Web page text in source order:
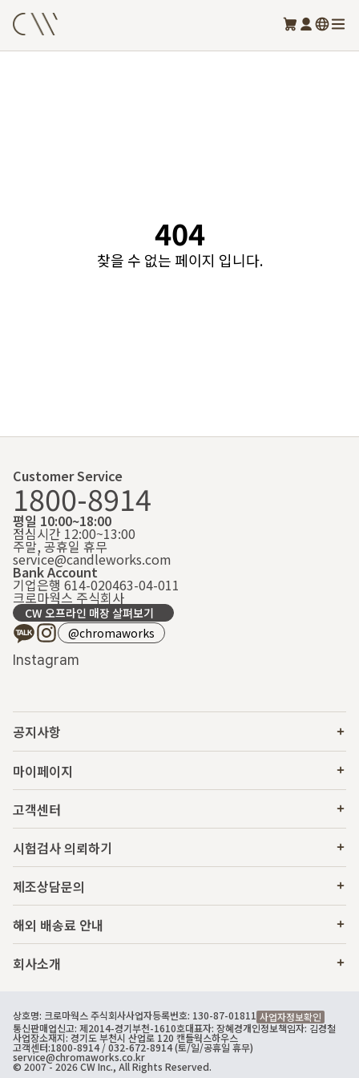
404
찾을 수 없는 페이지 입니다.
Customer Service
1800-8914
평일 10:00~18:00
점심시간 12:00~13:00
주말, 공휴일 휴무
service@candleworks.com
Bank Account
기업은행 614-020463-04-011
크로마웍스 주식회사
CW 오프라인 매장 살펴보기
@chromaworks
Instagram
공지사항
마이페이지
고객센터
시험검사 의뢰하기
제조상담문의
해외 배송료 안내
회사소개
상호명: 크로마웍스 주식회사사업자등록번호: 130-87-01811 사업자정보확인
통신판매업신고: 제2014-경기부천-1610호대표자: 장혜경개인정보책임자: 김경철
사업장소재지: 경기도 부천시 산업로 120 캔들웍스하우스
고객센터:1800-8914/ 032-672-8914 (토/일/공휴일 휴무)
service@chromaworks.co.kr
© 2007 - 2026 CW Inc., All Rights Reserved.